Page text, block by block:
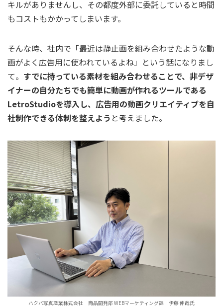
キルがありませんし、その都度外部に委託していると時間
もコストもかかってしまいます。
そんな時、社内で「最近は静止画を組み合わせたような動
画がよく広告用に使われているよね」という話になりまし
て。 すでに持っている素材を組み合わせることで、非デザ
イナーの自分たちでも簡単に動画が作れるツールである
LetroStudioを導入し、広告用の動画クリエイティブを自
社制作できる体制を整えよう と考えました。
ハクバ写真産業株式会社 商品開発部 WEBマーケティング課 伊藤 伸哉氏